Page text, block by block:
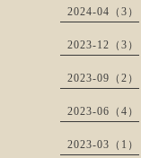
2024-04（3）
2023-12（3）
2023-09（2）
2023-06（4）
2023-03（1）